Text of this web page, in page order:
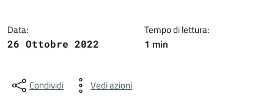
Data:
26 Ottobre 2022
Tempo di lettura:
1 min
Condividi Vedi azioni